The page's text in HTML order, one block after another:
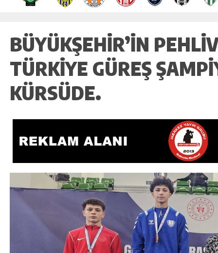
BÜYÜKŞEHIR’IN
TÜRKIYE GÜREŞ
KÜRSÜDE.